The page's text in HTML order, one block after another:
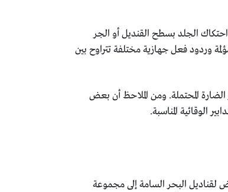
الجلد بسطح القنديل أو الجر
وردود فعل جهازية مختلفة تتراوح بين
المحتملة. ومن الملاحظ أن بعض
الوقائية المناسبة.
لقناديل البحر السامة إلى مجموعة